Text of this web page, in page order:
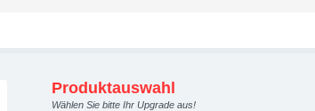
Produktauswahl
Wählen Sie bitte Ihr Upgrade aus!